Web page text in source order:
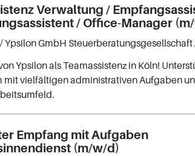
Verwaltung /
/ Office-Manager
/Ypsilon GmbH Steuerberatungsgesellschaft
Ypsilon als Teamassistenz in Köln!
mit vielfältigen administrativen Aufgaben
Empfang mit Aufgaben
(m/w/d)